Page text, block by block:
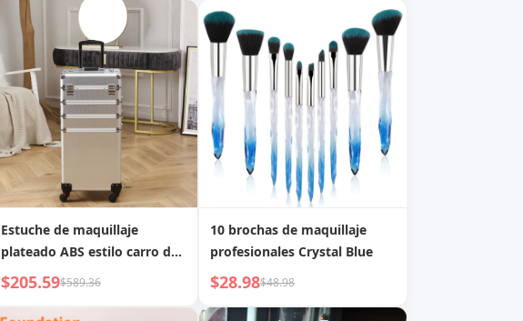
contorno en forma de media
luna, brocha plana, brocha
para sombras de ojos,
brocha para colorete, brocha
para cejas, brocha para
difuminar
brocha para rubor, brocha
para polvos, brocha para
sombras de ojos, brocha
para pestañas, brocha para
cejas, brocha para difuminar
Estuche de maquillaje
plateado ABS estilo carro de
4 piezas con ruedas
universales
$205.59$589.36
10 brochas de maquillaje
profesionales Crystal Blue
$28.98$48.98